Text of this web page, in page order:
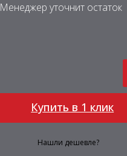
Менеджер уточнит остаток
Купить в 1 клик
Нашли дешевле?